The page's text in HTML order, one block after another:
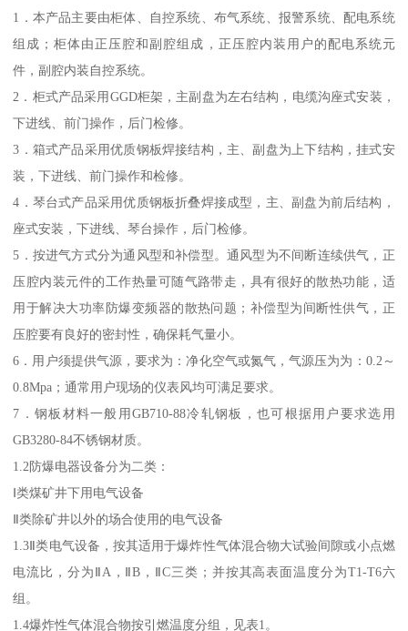
1．本产品主要由柜体、自控系统、布气系统、报警系统、配电系统
组成；柜体由正压腔和副腔组成，正压腔内装用户的配电系统元
件，副腔内装自控系统。
2．柜式产品采用GGD柜架，主副盘为左右结构，电缆沟座式安装，
下进线、前门操作，后门检修。
3．箱式产品采用优质钢板焊接结构，主、副盘为上下结构，挂式安
装，下进线、前门操作和检修。
4．琴台式产品采用优质钢板折叠焊接成型，主、副盘为前后结构，
座式安装，下进线、琴台操作，后门检修。
5．按进气方式分为通风型和补偿型。通风型为不间断连续供气，正
压腔内装元件的工作热量可随气路带走，具有很好的散热功能，适
用于解决大功率防爆变频器的散热问题；补偿型为间断性供气，正
压腔要有良好的密封性，确保耗气量小。
6．用户须提供气源，要求为：净化空气或氮气，气源压为为：0.2～
0.8Mpa；通常用户现场的仪表风均可满足要求。
7．钢板材料一般用GB710-88冷轧钢板，也可根据用户要求选用
GB3280-84不锈钢材质。
1.2防爆电器设备分为二类：
Ⅰ类煤矿井下用电气设备
Ⅱ类除矿井以外的场合使用的电气设备
1.3Ⅱ类电气设备，按其适用于爆炸性气体混合物大试验间隙或小点燃
电流比，分为ⅡA，ⅡB，ⅡC三类；并按其高表面温度分为T1-T6六
组。
1.4爆炸性气体混合物按引燃温度分组，见表1。